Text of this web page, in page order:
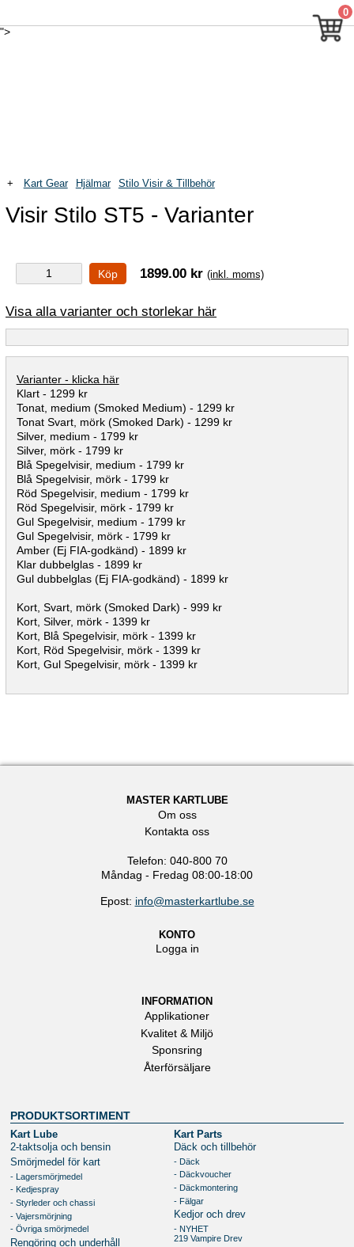
">
0
Stilo Visir & Tillbehör
Hjälmar
Kart Gear
+
Visir Stilo ST5 - Varianter
Köp 1899.00 kr (inkl. moms)
Visa alla varianter och storlekar här
Varianter - klicka här
Klart - 1299 kr
Tonat, medium (Smoked Medium) - 1299 kr
Tonat Svart, mörk (Smoked Dark) - 1299 kr
Silver, medium - 1799 kr
Silver, mörk - 1799 kr
Blå Spegelvisir, medium - 1799 kr
Blå Spegelvisir, mörk - 1799 kr
Röd Spegelvisir, medium - 1799 kr
Röd Spegelvisir, mörk - 1799 kr
Gul Spegelvisir, medium - 1799 kr
Gul Spegelvisir, mörk - 1799 kr
Amber (Ej FIA-godkänd) - 1899 kr
Klar dubbelglas - 1899 kr
Gul dubbelglas (Ej FIA-godkänd) - 1899 kr
Kort, Svart, mörk (Smoked Dark) - 999 kr
Kort, Silver, mörk - 1399 kr
Kort, Blå Spegelvisir, mörk - 1399 kr
Kort, Röd Spegelvisir, mörk - 1399 kr
Kort, Gul Spegelvisir, mörk - 1399 kr
MASTER KARTLUBE
Om oss
Kontakta oss
Telefon: 040-800 70
Måndag - Fredag 08:00-18:00
Epost: info@masterkartlube.se
KONTO
Logga in
INFORMATION
Applikationer
Kvalitet & Miljö
Sponsring
Återförsäljare
PRODUKTSORTIMENT
Kart Lube
2-taktsolja och bensin
Smörjmedel för kart
- Lagersmörjmedel
- Kedjespray
- Styrleder och chassi
- Vajersmörjning
- Övriga smörjmedel
Rengöring och underhåll
Kart Parts
Däck och tillbehör
- Däck
- Däckvoucher
- Däckmontering
- Fälgar
Kedjor och drev
- NYHET
219 Vampire Drev